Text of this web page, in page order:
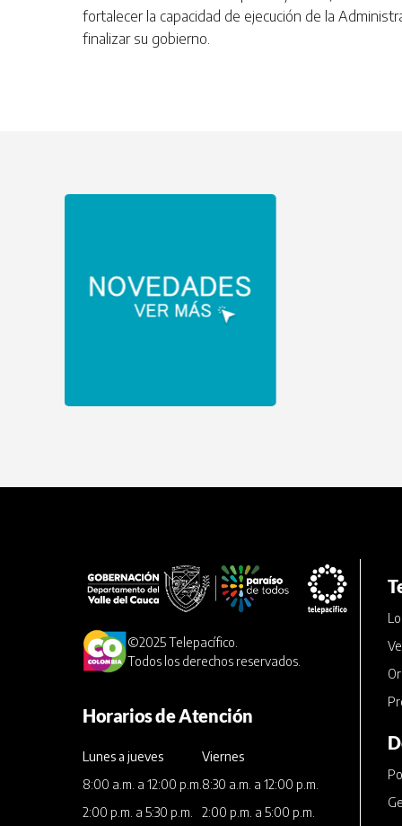
fortalecer la capacidad de ejecución de la
finalizar su gobierno.
©2025 Telepacífico.
Todos los derechos reservados.
Horarios de Atención
Lunes a jueves
8:00 a.m. a 12:00 p.m.
2:00 p.m. a 5:30 p.m.
Viernes
8:30 a.m. a 12:00 p.m.
2:00 p.m. a 5:00 p.m.